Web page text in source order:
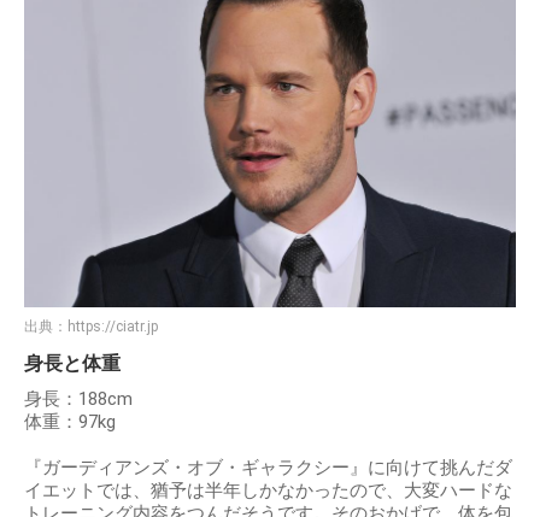
出典： https://ciatr.jp
身長と体重
身長：188cm
体重：97kg
『ガーディアンズ・オブ・ギャラクシー』に向けて挑んだダ
イエットでは、猶予は半年しかなかったので、大変ハードな